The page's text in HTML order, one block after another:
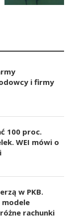
i firmy
100 proc.
WEI mówi o
w PKB.
modele
rachunki